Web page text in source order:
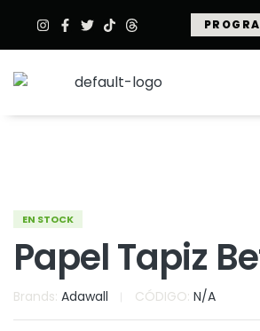
EN STOCK
Papel Tapiz
Brands: Adawall CÓDIGO: N/A